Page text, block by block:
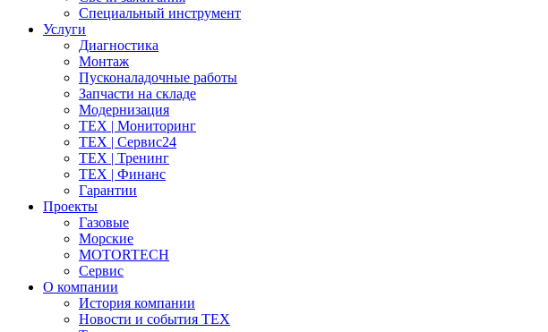
Специальный инструмент
Услуги
Диагностика
Монтаж
Пусконаладочные работы
Запчасти на складе
Модернизация
ТЕХ | Мониторинг
ТЕХ | Сервис24
ТЕХ | Тренинг
ТЕХ | Финанс
Гарантии
Проекты
Газовые
Морские
MOTORTECH
Сервис
О компании
История компании
Новости и события ТЕХ